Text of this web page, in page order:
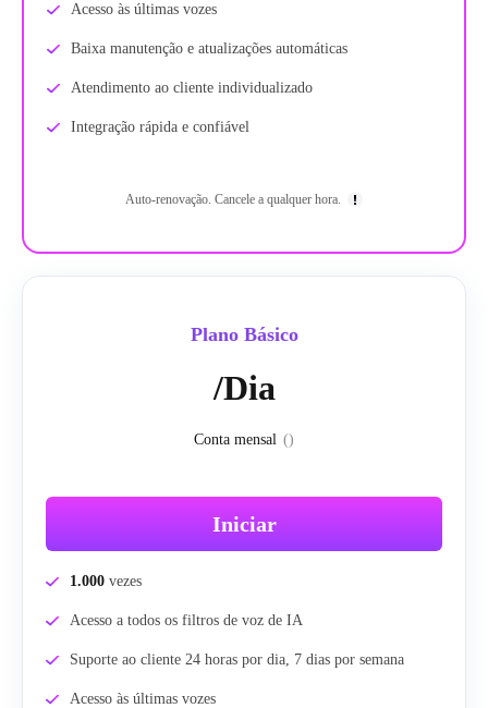
Plano Básico
/Dia
Conta mensal ()
Iniciar
1.000 vezes
Acesso a todos os filtros de voz de IA
Suporte ao cliente 24 horas por dia, 7 dias por semana
Acesso às últimas vozes
Acesso às últimas vozes
Baixa manutenção e atualizações automáticas
Atendimento ao cliente individualizado
Integração rápida e confiável
Auto-renovação. Cancele a qualquer hora.